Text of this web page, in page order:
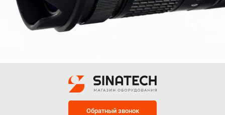
Обратный звонок